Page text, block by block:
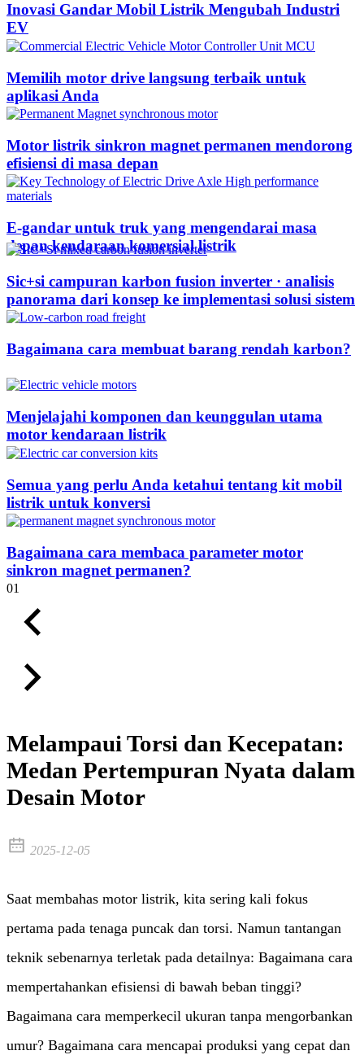
Inovasi Gandar Mobil Listrik Mengubah Industri
EV
Memilih motor drive langsung terbaik untuk
aplikasi Anda
Motor listrik sinkron magnet permanen mendorong
efisiensi di masa depan
E-gandar untuk truk yang mengendarai masa
depan kendaraan komersial listrik
Sic+si campuran karbon fusion inverter · analisis
panorama dari konsep ke implementasi solusi sistem
Bagaimana cara membuat barang rendah karbon?
Menjelajahi komponen dan keunggulan utama
motor kendaraan listrik
Semua yang perlu Anda ketahui tentang kit mobil
listrik untuk konversi
Bagaimana cara membaca parameter motor
sinkron magnet permanen?
01
Melampaui Torsi dan Kecepatan:
Medan Pertempuran Nyata dalam
Desain Motor
2025-12-05
​Saat membahas motor listrik, kita sering kali fokus
pertama pada tenaga puncak dan torsi. Namun tantangan
teknik sebenarnya terletak pada detailnya: Bagaimana cara
mempertahankan efisiensi di bawah beban tinggi?
Bagaimana cara memperkecil ukuran tanpa mengorbankan
umur? Bagaimana cara mencapai produksi yang cepat dan